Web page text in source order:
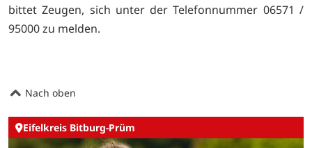
bittet Zeugen, sich unter der Telefonnummer 06571 /
95000 zu melden.
Nach oben
Eifelkreis Bitburg-Prüm